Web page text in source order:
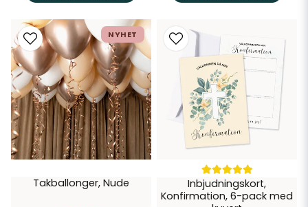
Takballonger, Nude
NYHET
Inbjudningskort,
Konfirmation, 6-pack med